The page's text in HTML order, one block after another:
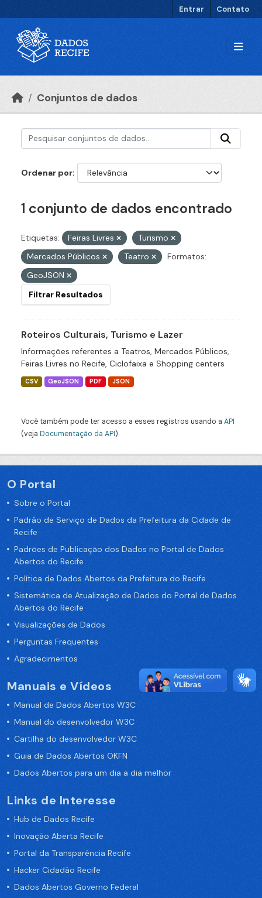
Entrar Contato
Conjuntos de dados
Ordenar por
1 conjunto de dados encontrado
Etiquetas: Feiras Livres
Turismo
Mercados Públicos
Teatro
Formatos:
GeoJSON
Filtrar Resultados
Roteiros Culturais, Turismo e Lazer
Informações referentes a Teatros, Mercados Públicos,
Feiras Livres no Recife, Ciclofaixa e Shopping centers
CSV GeoJSON PDF JSON
Você também pode ter acesso a esses registros usando a API
(veja Documentação da API).
O Portal
Sobre o Portal
Padrão de Serviço de Dados da Prefeitura da Cidade de
Recife
Padrões de Publicação dos Dados no Portal de Dados
Abertos do Recife
Política de Dados Abertos da Prefeitura do Recife
Sistemática de Atualização de Dados do Portal de Dados
Abertos do Recife
Visualizações de Dados
Perguntas Frequentes
Agradecimentos
Manuais e Vídeos
Manual de Dados Abertos W3C
Manual do desenvolvedor W3C
Cartilha do desenvolvedor W3C
Guia de Dados Abertos OKFN
Dados Abertos para um dia a dia melhor
Links de Interesse
Hub de Dados Recife
Inovação Aberta Recife
Portal da Transparência Recife
Hacker Cidadão Recife
Dados Abertos Governo Federal